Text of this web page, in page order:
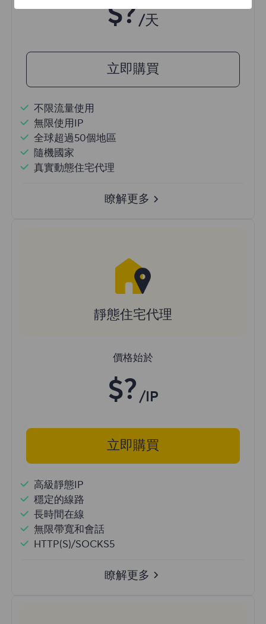
$?/天
立即購買
不限流量使用
無限使用IP
全球超過50個地區
隨機國家
真實動態住宅代理
瞭解更多
靜態住宅代理
價格始於
$? /IP
立即購買
高級靜態IP
穩定的線路
長時間在線
無限帶寬和會話
HTTP(S)/SOCKS5
瞭解更多